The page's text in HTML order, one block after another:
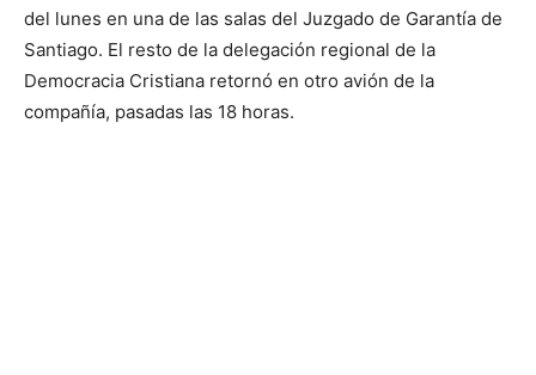
del lunes en una de las salas del Juzgado de Garantía de
Santiago. El resto de la delegación regional de la
Democracia Cristiana retornó en otro avión de la
compañía, pasadas las 18 horas.